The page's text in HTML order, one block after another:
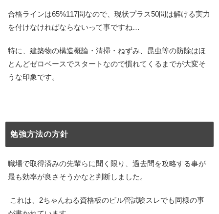
合格ラインは65%117問なので、現状プラス50問は解ける実力
を付けなければならないって事ですね…
特に、建築物の構造概論・清掃・ねずみ、昆虫等の防除はほ
とんどゼロベースでスタートなので慣れてくるまでが大変そ
うな印象です。
勉強方法の方針
職場で取得済みの先輩らに聞く限り、過去問を攻略する事が
最も効率が良さそうかなと判断しました。
これは、2ちゃんねる資格板のビル管試験スレでも同様の事